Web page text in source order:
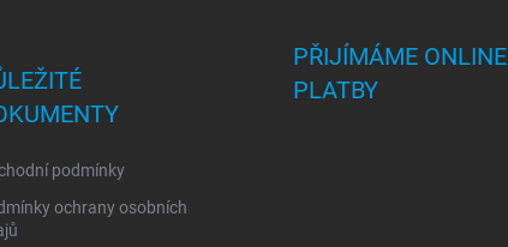
podmínky
ochrany osobních
PŘIJÍMÁME ONLINE
PLATBY